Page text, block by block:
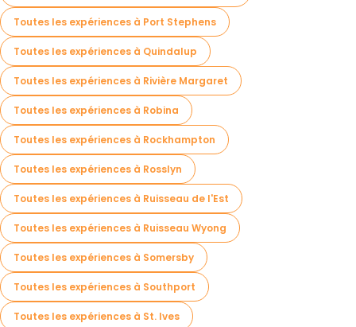
Toutes les expériences à Port Stephens
Toutes les expériences à Quindalup
Toutes les expériences à Rivière Margaret
Toutes les expériences à Robina
Toutes les expériences à Rockhampton
Toutes les expériences à Rosslyn
Toutes les expériences à Ruisseau de l'Est
Toutes les expériences à Ruisseau Wyong
Toutes les expériences à Somersby
Toutes les expériences à Southport
Toutes les expériences à St. Ives